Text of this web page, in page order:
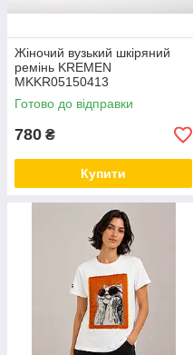
Жіночий вузький шкіряний
ремінь KREMEN
MKKR05150413
Готово до відправки
780 ₴
Купити